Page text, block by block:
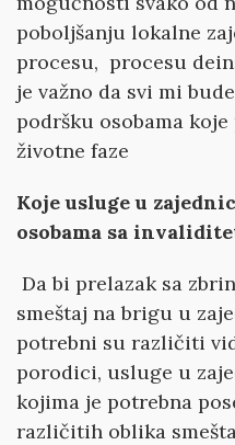
poboljšanju lokalne
procesu, procesu
je važno da svi mi
podršku osobama
životne faze
Koje usluge u
osobama sa
Da bi prelazak sa
smeštaj na brigu u
potrebni su različiti
porodici, usluge u
kojima je potrebna
različitih oblika